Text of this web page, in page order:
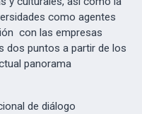
como agentes
con las empresas
dos puntos a partir de los
panorama
de diálogo